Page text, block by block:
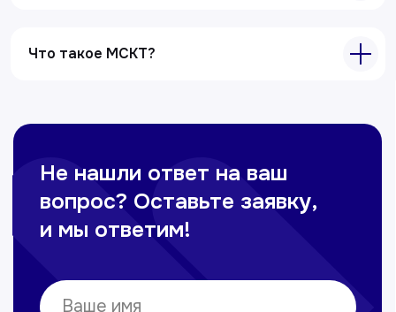
Что такое МСКТ?
+998 71 207-93-94
Сайт сделан вfuture-group.uz
Политика обработки персональных данных
© Copyright — 2025, TTD